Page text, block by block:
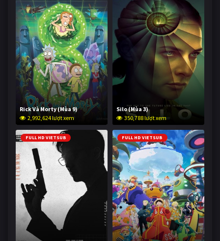
Rick Và Morty (Mùa 9)
2,992,624 lượt xem
Silo (Mùa 3)
350,788 lượt xem
FULL HD VIETSUB FULL HD VIETSUB